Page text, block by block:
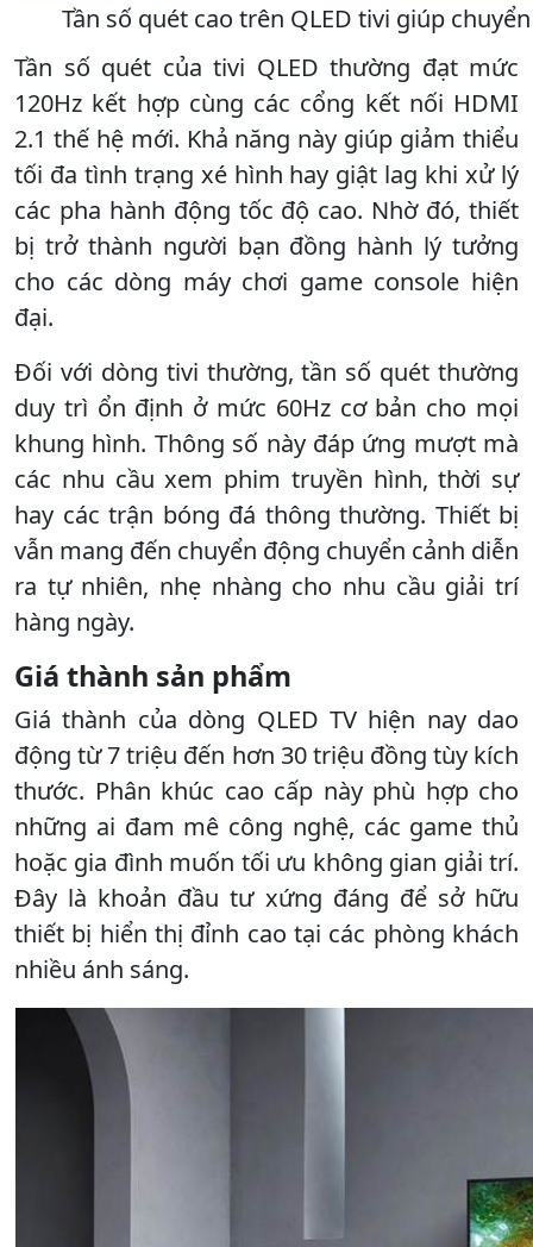
Tần số quét cao trên QLED tivi giúp
Tần số quét của tivi QLED thường đạt mức
120Hz kết hợp cùng các cổng kết nối HDMI
2.1 thế hệ mới. Khả năng này giúp giảm thiểu
tối đa tình trạng xé hình hay giật lag khi xử lý
các pha hành động tốc độ cao. Nhờ đó, thiết
bị trở thành người bạn đồng hành lý tưởng
cho các dòng máy chơi game console hiện
đại.
Đối với dòng tivi thường, tần số quét thường
duy trì ổn định ở mức 60Hz cơ bản cho mọi
khung hình. Thông số này đáp ứng mượt mà
các nhu cầu xem phim truyền hình, thời sự
hay các trận bóng đá thông thường. Thiết bị
vẫn mang đến chuyển động chuyển cảnh diễn
ra tự nhiên, nhẹ nhàng cho nhu cầu giải trí
hàng ngày.
Giá thành sản phẩm
Giá thành của dòng QLED TV hiện nay dao
động từ 7 triệu đến hơn 30 triệu đồng tùy kích
thước. Phân khúc cao cấp này phù hợp cho
những ai đam mê công nghệ, các game thủ
hoặc gia đình muốn tối ưu không gian giải trí.
Đây là khoản đầu tư xứng đáng để sở hữu
thiết bị hiển thị đỉnh cao tại các phòng khách
nhiều ánh sáng.